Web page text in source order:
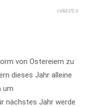
von Ostereiern zu
dieses Jahr alleine
um
nächstes Jahr werde
ANTWORTEN